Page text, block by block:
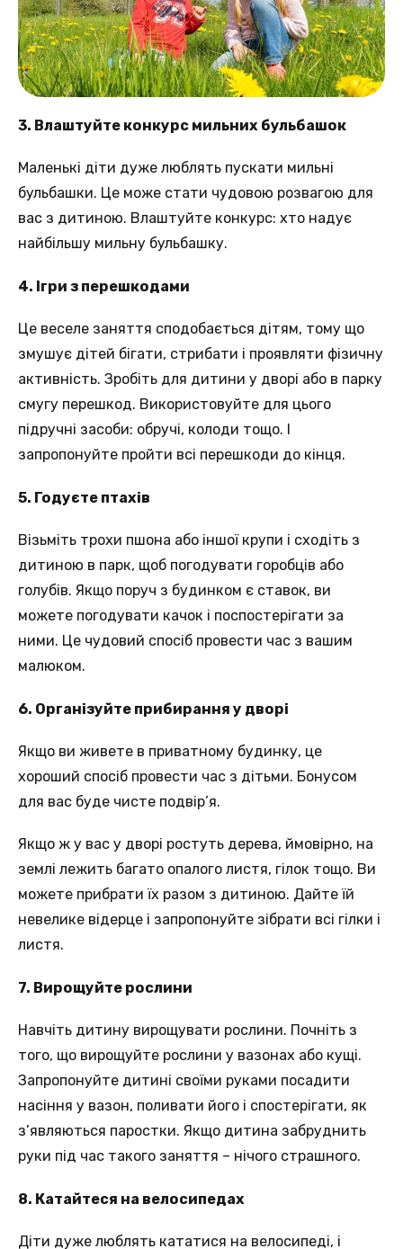
3. Влаштуйте конкурс мильних бульбашок
Маленькі діти дуже люблять пускати мильні
бульбашки. Це може стати чудовою розвагою для
вас з дитиною. Влаштуйте конкурс: хто надує
найбільшу мильну бульбашку.
4. Ігри з перешкодами
Це веселе заняття сподобається дітям, тому що
змушує дітей бігати, стрибати і проявляти фізичну
активність. Зробіть для дитини у дворі або в парку
смугу перешкод. Використовуйте для цього
підручні засоби: обручі, колоди тощо. І
запропонуйте пройти всі перешкоди до кінця.
5. Годуєте птахів
Візьміть трохи пшона або іншої крупи і сходіть з
дитиною в парк, щоб погодувати горобців або
голубів. Якщо поруч з будинком є ставок, ви
можете погодувати качок і поспостерігати за
ними. Це чудовий спосіб провести час з вашим
малюком.
6. Організуйте прибирання у дворі
Якщо ви живете в приватному будинку, це
хороший спосіб провести час з дітьми. Бонусом
для вас буде чисте подвір’я.
Якщо ж у вас у дворі ростуть дерева, ймовірно, на
землі лежить багато опалого листя, гілок тощо. Ви
можете прибрати їх разом з дитиною. Дайте їй
невелике відерце і запропонуйте зібрати всі гілки і
листя.
7. Вирощуйте рослини
Навчіть дитину вирощувати рослини. Почніть з
того, що вирощуйте рослини у вазонах або кущі.
Запропонуйте дитині своїми руками посадити
насіння у вазон, поливати його і спостерігати, як
з’являються паростки. Якщо дитина забруднить
руки під час такого заняття – нічого страшного.
8. Катайтеся на велосипедах
Діти дуже люблять кататися на велосипеді, і